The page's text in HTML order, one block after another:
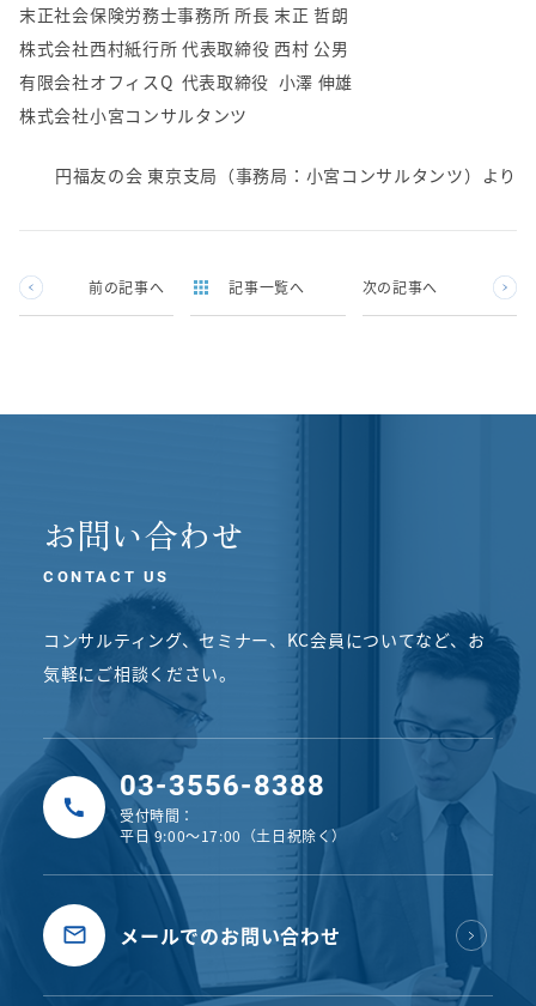
末正社会保険労務士事務所 所長 末正 哲朗
株式会社西村紙行所 代表取締役 西村 公男
有限会社オフィスQ 代表取締役 小澤 伸雄
株式会社小宮コンサルタンツ
円福友の会 東京支局（事務局：小宮コンサルタンツ）より
前の記事へ 記事一覧へ 次の記事へ
お問い合わせ
CONTACT US
コンサルティング、セミナー、KC会員についてなど、 お
気軽にご相談ください。
03-3556-8388
受付時間：
平日 9:00〜17:00（土日祝除く）
メールでのお問い合わせ